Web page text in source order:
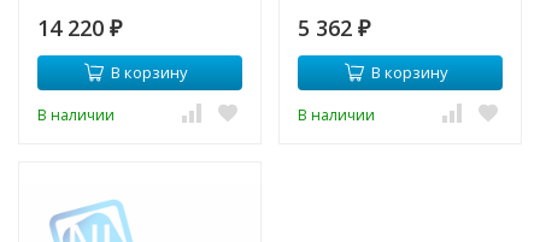
14 220 ₽
В корзину
В наличии
5 362 ₽
В корзину
В наличии